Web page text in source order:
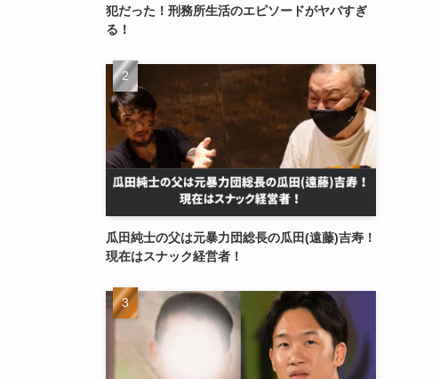
犯だった！刑務所生活のエピソードがヤバすぎ
る！
瓜田純士の父は元暴力団総長の瓜田(遠藤)吉寿！
現在はスナック経営者！